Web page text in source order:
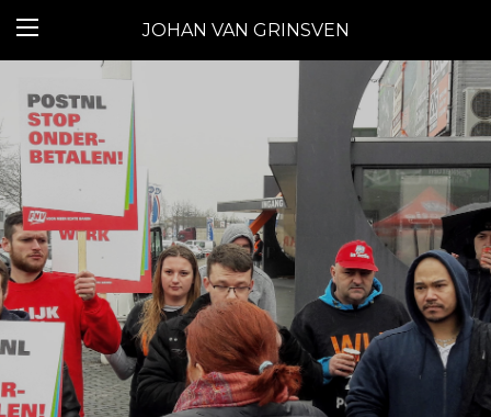
JOHAN VAN GRINSVEN